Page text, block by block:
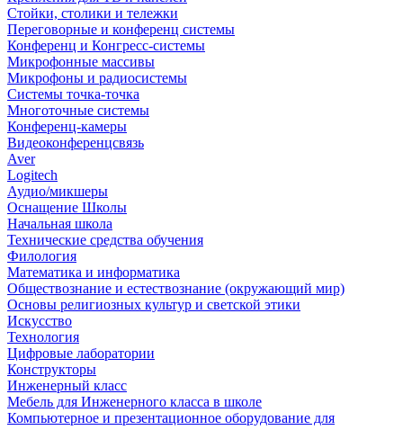
Стойки, столики и тележки
Переговорные и конференц системы
Конференц и Конгресс-системы
Микрофонные массивы
Микрофоны и радиосистемы
Системы точка-точка
Многоточные системы
Конференц-камеры
Видеоконференцсвязь
Aver
Logitech
Аудио/микшеры
Оснащение Школы
Начальная школа
Технические средства обучения
Филология
Математика и информатика
Обществознание и естествознание (окружающий мир)
Основы религиозных культур и светской этики
Искусство
Технология
Цифровые лаборатории
Конструкторы
Инженерный класс
Мебель для Инженерного класса в школе
Компьютерное и презентационное оборудование для